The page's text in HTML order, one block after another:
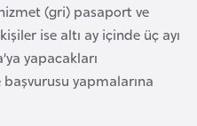
(gri) pasaport ve
ise altı ay içinde üç ayı
yapacakları
yapmalarına